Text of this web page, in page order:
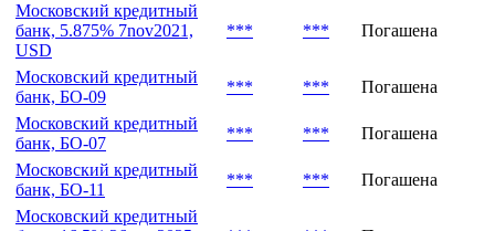
Московский кредитный
банк, 5.875% 7nov2021,
USD
*** *** Погашена
Московский кредитный
банк, БО-09
*** ***
Погашена
Московский кредитный
банк, БО-07
*** ***
Погашена
Московский кредитный
банк, БО-11
*** ***
Погашена
Московский кредитный